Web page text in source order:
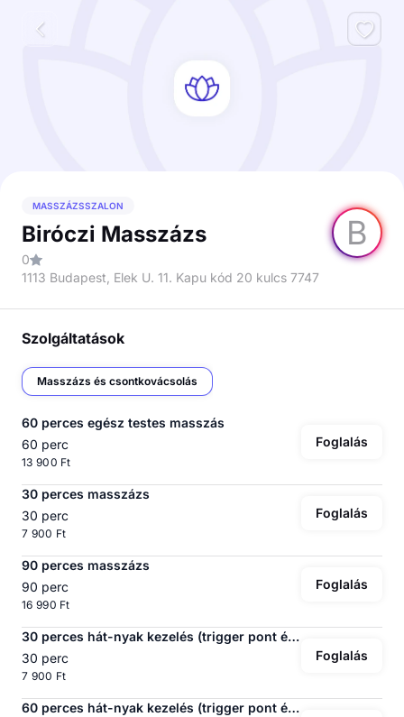
B
MASSZÁZSSZALON
Biróczi Masszázs
0
1113 Budapest, Elek U. 11. Kapu kód 20 kulcs 7747
Szolgáltatások
Masszázs és csontkovácsolás
60 perces egész testes masszás
60 perc
13 900 Ft
Foglalás
30 perces masszázs
30 perc
7 900 Ft
Foglalás
90 perces masszázs
90 perc
16 990 Ft
Foglalás
30 perces hát-nyak kezelés (trigger pont és manuálterápia)
30 perc
7 900 Ft
Foglalás
60 perces hát-nyak kezelés (trigger pont és manuálterápia)